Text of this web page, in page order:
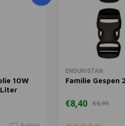
10W
In
ENDURISTAN
Familie Gespen
€8,40 €9,99